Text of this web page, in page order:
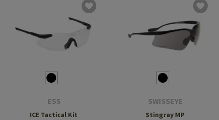
ESS
ICE Tactical Kit
SWISSEYE
Stingray MP